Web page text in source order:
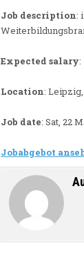
Job description:
Expected salary:
Location:
Job date: Sat, 22
Jobabgebot